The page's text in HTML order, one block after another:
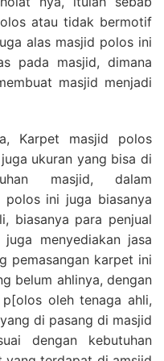
atau tidak bermotif
alas masjid polos ini
pada masjid, dimana
masjid menjadi
Karpet masjid polos
ukuran yang bisa di
masjid, dalam
polos ini juga biasanya
biasanya para penjual
menyediakan jasa
pemasangan karpet ini
belum ahlinya, dengan
oleh tenaga ahli,
di pasang di masjid
dengan kebutuhan